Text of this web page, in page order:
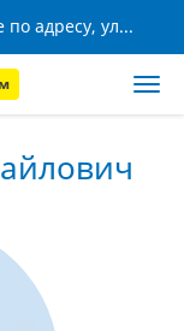
Будем рады вас видеть в новом филиале по адресу, ул. Кижеватова, 8!